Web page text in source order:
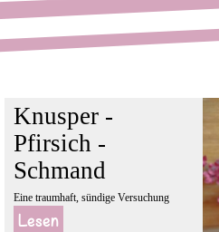
Knusper -
Pfirsich -
Schmand
Eine traumhaft, sündige Versuchung
Lesen